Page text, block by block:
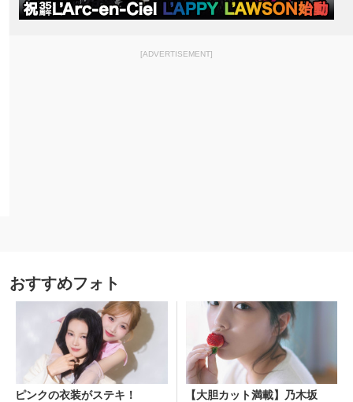
[ADVERTISEMENT]
おすすめフォト
ピンクの衣装がステキ！
【大胆カット満載】乃木坂